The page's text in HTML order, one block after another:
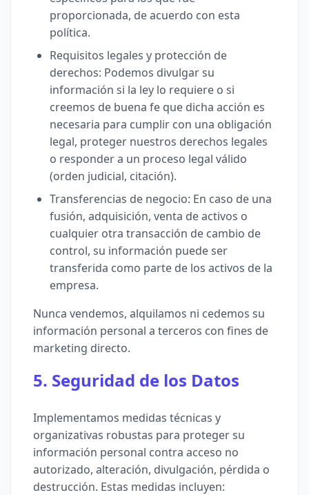
proporcionada, de acuerdo con esta
política.
Requisitos legales y protección de
derechos: Podemos divulgar su
información si la ley lo requiere o si
creemos de buena fe que dicha acción es
necesaria para cumplir con una obligación
legal, proteger nuestros derechos legales
o responder a un proceso legal válido
(orden judicial, citación).
Transferencias de negocio: En caso de una
fusión, adquisición, venta de activos o
cualquier otra transacción de cambio de
control, su información puede ser
transferida como parte de los activos de la
empresa.
Nunca vendemos, alquilamos ni cedemos su
información personal a terceros con fines de
marketing directo.
5. Seguridad de los Datos
Implementamos medidas técnicas y
organizativas robustas para proteger su
información personal contra acceso no
autorizado, alteración, divulgación, pérdida o
destrucción. Estas medidas incluyen: